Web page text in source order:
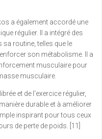
a également accordé une
régulier. Il a intégré des
routine, telles que le
son métabolisme. Il a
musculaire pour
musculaire.
et de l’exercice régulier,
durable et à améliorer
inspirant pour tous ceux
de perte de poids. [11]